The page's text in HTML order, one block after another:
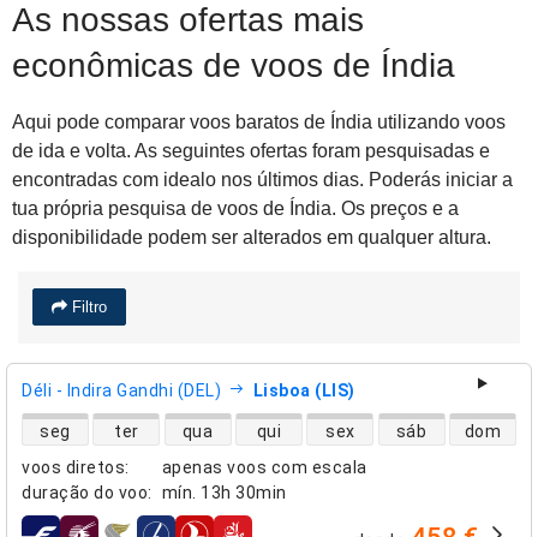
As nossas ofertas mais
econômicas de voos de Índia
Aqui pode comparar voos baratos de Índia utilizando voos
de ida e volta. As seguintes ofertas foram pesquisadas e
encontradas com idealo nos últimos dias. Poderás iniciar a
tua própria pesquisa de voos de Índia. Os preços e a
disponibilidade podem ser alterados em qualquer altura.
Filtro
Déli - Indira Gandhi (DEL) Lisboa (LIS)
voos diretos:
apenas voos com escala
duração do voo: mín. 13h 30min
disponibilidade de voos diretos
seg ter qua qui sex sáb dom